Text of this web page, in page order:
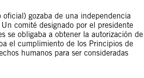
gozaba de una independencia
comité designado por el presidente
se obligaba a obtener la autorización de
el cumplimiento de los Principios de
humanos para ser consideradas